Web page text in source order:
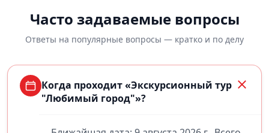
Часто задаваемые вопросы
Ответы на популярные вопросы — кратко и по делу
Когда проходит «Экскурсионный тур
"Любимый город"»?